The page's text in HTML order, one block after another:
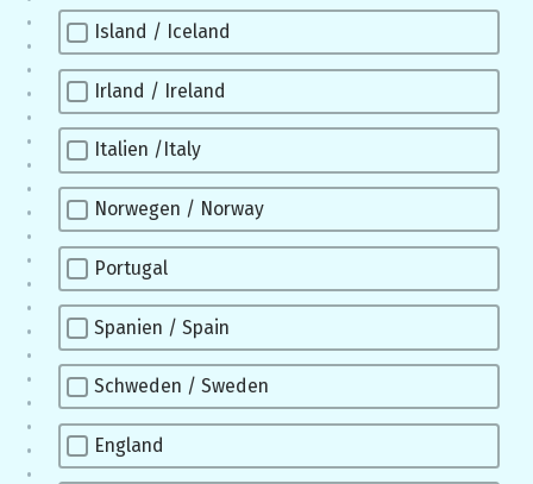
Island / Iceland
Irland / Ireland
Italien /Italy
Norwegen / Norway
Portugal
Spanien / Spain
Schweden / Sweden
England